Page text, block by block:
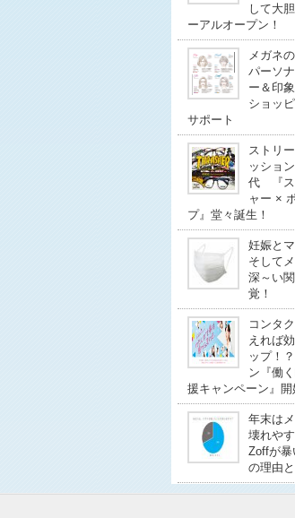
して大
ーアルオープン！
メガネの
パーソ
ー＆印
ショッ
サポート
ストリ
ッショ
代 『ス
ャー ×
プ』堂々誕生！
妊娠とマ
そして
深～い
覚！
コンタ
えれば
ップ！
ン『働
援キャンペーン』開
年末は
壊れや
Zoffが暴
の理由